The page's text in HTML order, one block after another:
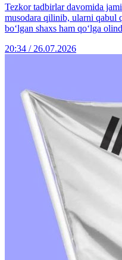
Tezkor tadbirlar davomida
musodara qilinib, ularni qabul
bo‘lgan shaxs ham qo‘lga
20:34 / 26.07.2026